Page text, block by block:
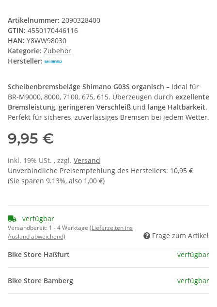
Artikelnummer: 2090328400
GTIN: 4550170446116
HAN: Y8WW98030
Kategorie: Zubehör
Hersteller:
Scheibenbremsbeläge Shimano G03S organisch – Ideal für
BR-M9000, 8000, 7100, 675, 615. Überzeugen durch exzellente
Bremsleistung, geringeren Verschleiß und lange Haltbarkeit.
Perfekt für sicheres, zuverlässiges Bremsen bei jedem Wetter.
9,95 €
inkl. 19% USt. , zzgl. Versand
Unverbindliche Preisempfehlung des Herstellers: 10,95 €
(Sie sparen 9.13%, also 1,00 €)
verfügbar
Versandbereit: 1 - 4 Werktage (Lieferzeiten ins
Ausland abweichend)
Frage zum Artikel
Bike Store Haßfurt verfügbar
Bike Store Bamberg verfügbar